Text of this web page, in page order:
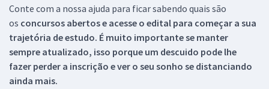
Conte com a nossa ajuda para ficar sabendo quais são
os concursos abertos e acesse o edital para começar a sua
trajetória de estudo. É muito importante se manter
sempre atualizado, isso porque um descuido pode lhe
fazer perder a inscrição e ver o seu sonho se distanciando
ainda mais.